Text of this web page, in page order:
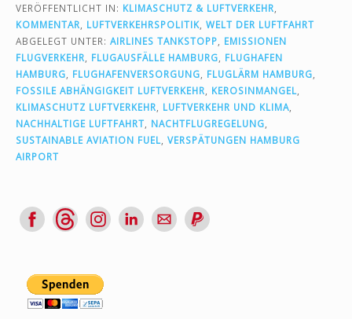
VERÖFFENTLICHT IN: KLIMASCHUTZ & LUFTVERKEHR
KOMMENTAR
LUFTVERKEHRSPOLITIK WELT DER LUFTFAHRT
ABGELEGT UNTER: AIRLINES TANKSTOPP
EMISSIONEN
FLUGVERKEHR
FLUGAUSFÄLLE HAMBURG
FLUGHAFEN
HAMBURG
FLUGHAFENVERSORGUNG FLUGLÄRM HAMBURG
FOSSILE ABHÄNGIGKEIT LUFTVERKEHR
KEROSINMANGEL
KLIMASCHUTZ LUFTVERKEHR
LUFTVERKEHR UND KLIMA
NACHHALTIGE LUFTFAHRT
NACHTFLUGREGELUNG
SUSTAINABLE AVIATION FUEL VERSPÄTUNGEN HAMBURG
AIRPORT